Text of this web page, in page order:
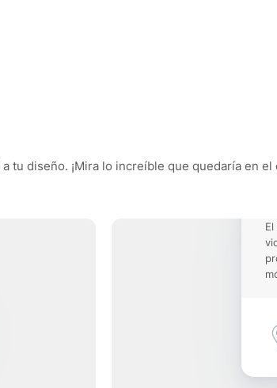
tu diseño. ¡Mira lo increíble que quedaría en